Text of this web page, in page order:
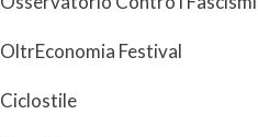
OltrEconomia Festival
Ciclostile